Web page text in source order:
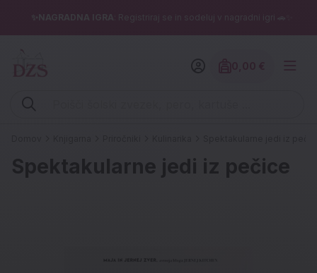
✨NAGRADNA IGRA : Registriraj se in sodeluj v nagradni igri 🚗✨
Vpišite iskalni niz (šolski zvezek, pero, kartuše ...)
Spektakularne jedi iz pečice